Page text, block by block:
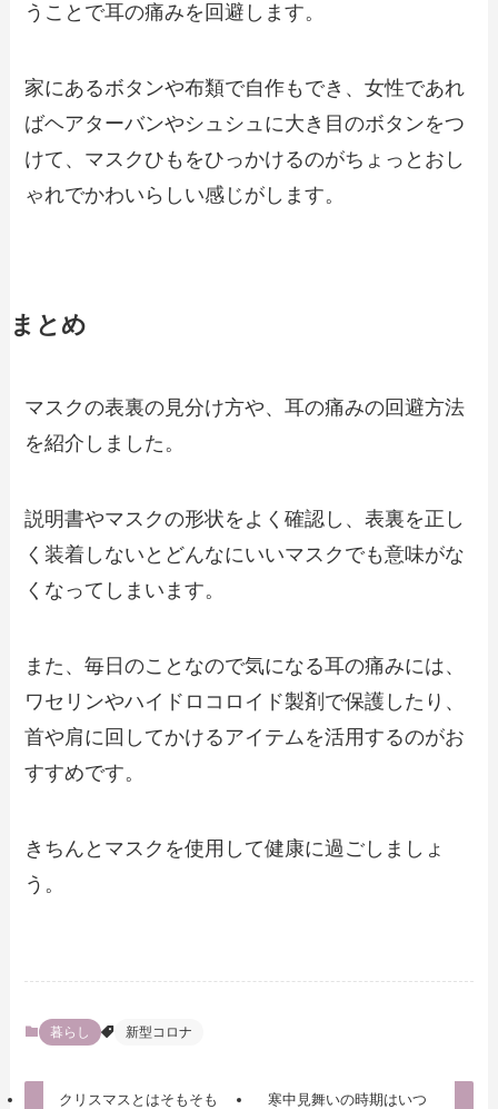
うことで耳の痛みを回避します。
家にあるボタンや布類で自作もでき、女性であれ
ばヘアターバンやシュシュに大き目のボタンをつ
けて、マスクひもをひっかけるのがちょっとおし
ゃれでかわいらしい感じがします。
まとめ
マスクの表裏の見分け方や、耳の痛みの回避方法
を紹介しました。
説明書やマスクの形状をよく確認し、表裏を正し
く装着しないとどんなにいいマスクでも意味がな
くなってしまいます。
また、毎日のことなので気になる耳の痛みには、
ワセリンやハイドロコロイド製剤で保護したり、
首や肩に回してかけるアイテムを活用するのがお
すすめです。
きちんとマスクを使用して健康に過ごしましょ
う。
暮らし 新型コロナ
クリスマスとはそもそも
寒中見舞いの時期はいつ